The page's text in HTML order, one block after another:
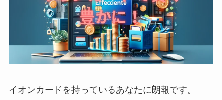
イオンカードを持っているあなたに朗報です。